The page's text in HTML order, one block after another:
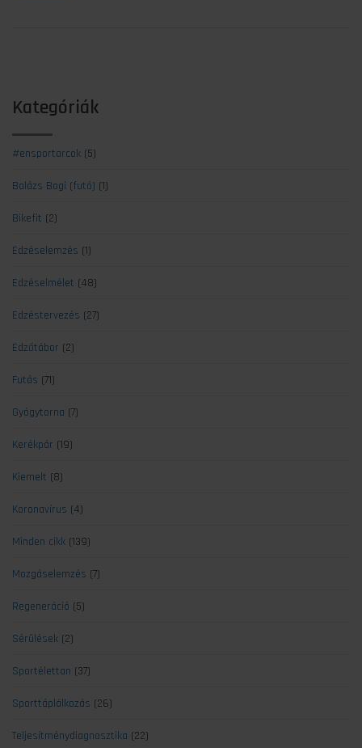
Kategóriák
#ensportarcok (5)
Balázs Bogi (futó) (1)
Bikefit (2)
Edzéselemzés (1)
Edzéselmélet (48)
Edzéstervezés (27)
Edzőtábor (2)
Futás (71)
Gyógytorna (7)
Kerékpár (19)
Kiemelt (8)
Koronavírus (4)
Minden cikk (139)
Mozgáselemzés (7)
Regeneráció (5)
Sérülések (2)
Sportélettan (37)
Sporttáplálkozás (26)
Teljesítménydiagnosztika (22)